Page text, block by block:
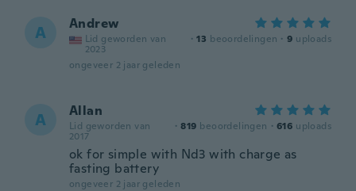
A Andrew
Lid geworden van
2023
· 13 beoordelingen · 9 uploads
ongeveer 2 jaar geleden
A Allan
Lid geworden van
2017
· 819 beoordelingen · 616 uploads
ok for simple with Nd3 with charge as
fasting battery
ongeveer 2 jaar geleden